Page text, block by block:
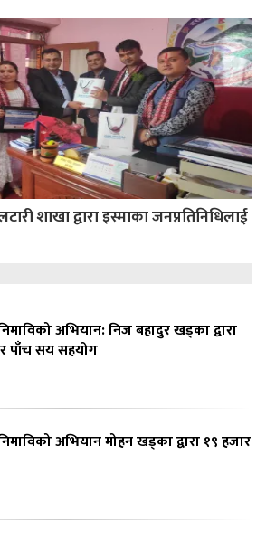
शाखा द्वारा इस्माका जनप्रतिनिधिलाई
अभियान: निज बहादुर खड्का द्वारा
पाँच सय सहयोग
अभियान मोहन खड्का द्वारा १९ हजार